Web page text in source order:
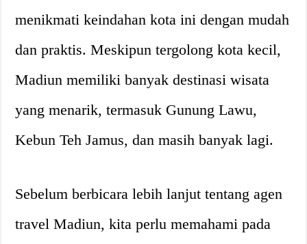
menikmati keindahan kota ini dengan mudah
dan praktis. Meskipun tergolong kota kecil,
Madiun memiliki banyak destinasi wisata
yang menarik, termasuk Gunung Lawu,
Kebun Teh Jamus, dan masih banyak lagi.
Sebelum berbicara lebih lanjut tentang agen
travel Madiun, kita perlu memahami pada